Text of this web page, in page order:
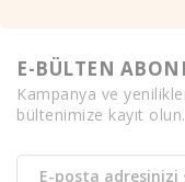
E-BÜLTEN
Kampanya ve
bültenimize kayıt olun.